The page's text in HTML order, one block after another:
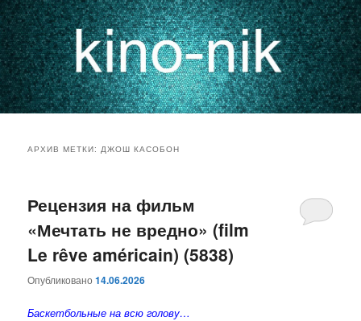
основному
содержимому
дополнительному
содержимому
АРХИВ МЕТКИ:ДЖОШ КАСОБОН
Рецензия на фильм
«Мечтать не вредно» (film
Le rêve américain) (5838)
Опубликовано14.06.2026
Баскетбольные на всю голову…